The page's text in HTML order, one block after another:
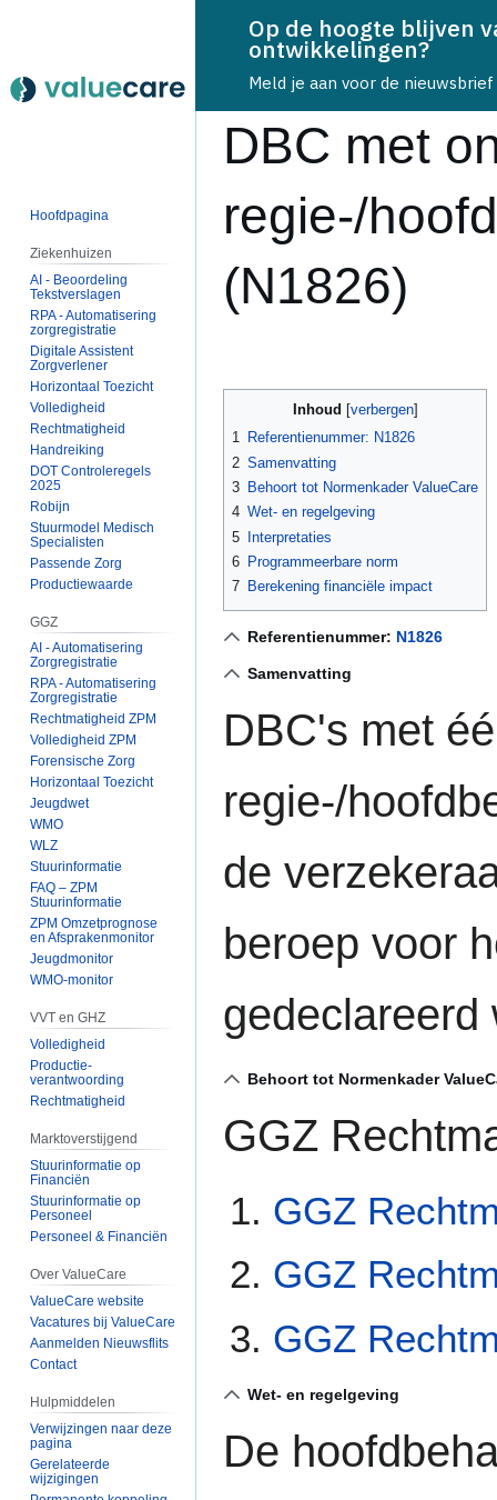
DBC met
regie-/
(N1826)
Inhoud
1 Referentienummer: N1826
2 Samenvatting
3 Behoort tot Normenkader ValueCare
4 Wet- en regelgeving
5
Interpretaties
6 Programmeerbare norm
7 Berekening financiële impact
Referentienummer: N1826
Samenvatting
DBC's met
regie-/
de
beroep voor
gedeclareerd
Behoort tot Normenkader
GGZ
GGZ
GGZ
GGZ
Wet- en regelgeving
De
Op de hoogte blijven
ontwikkelingen?
Meld je aan voor de nieuwsbrief
Hoofdpagina
Ziekenhuizen
AI - Beoordeling
Tekstverslagen
RPA - Automatisering
zorgregistratie
Digitale Assistent
Zorgverlener
Horizontaal Toezicht
Volledigheid
Rechtmatigheid
Handreiking
DOT Controleregels
2025
Robijn
Stuurmodel Medisch
Specialisten
Passende Zorg
Productiewaarde
GGZ
AI - Automatisering
Zorgregistratie
RPA - Automatisering
Zorgregistratie
Rechtmatigheid ZPM
Volledigheid ZPM
Forensische Zorg
Horizontaal Toezicht
Jeugdwet
WMO
WLZ
Stuurinformatie
FAQ – ZPM
Stuurinformatie
ZPM Omzetprognose
en Afsprakenmonitor
Jeugdmonitor
WMO-monitor
VVT en GHZ
Volledigheid
Productie-
verantwoording
Rechtmatigheid
Marktoverstijgend
Stuurinformatie op
Financiën
Stuurinformatie op
Personeel
Personeel & Financiën
Over ValueCare
ValueCare website
Vacatures bij ValueCare
Aanmelden Nieuwsflits
Contact
Hulpmiddelen
Verwijzingen naar deze
pagina
Gerelateerde
wijzigingen